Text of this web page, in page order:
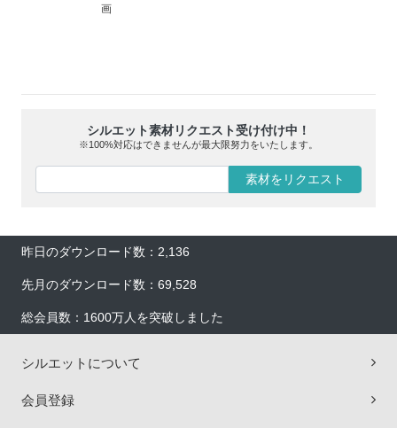
画
シルエット素材リクエスト受け付け中！
※100%対応はできませんが最大限努力をいたします。
素材をリクエスト
昨日のダウンロード数：2,136
先月のダウンロード数：69,528
総会員数：1600万人を突破しました
シルエットについて
会員登録